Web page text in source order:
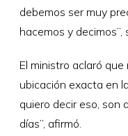
debemos ser muy
hacemos y decimos”,
El ministro aclaró
ubicación exacta en
quiero decir eso, son
días”, afirmó.